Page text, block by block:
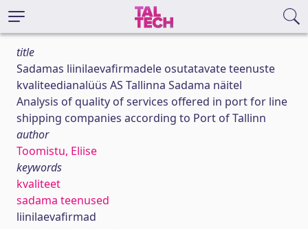
title
Sadamas liinilaevafirmadele osutatavate teenuste
kvaliteedianalüüs AS Tallinna Sadama näitel
Analysis of quality of services offered in port for line
shipping companies according to Port of Tallinn
author
Toomistu, Eliise
keywords
kvaliteet
sadama teenused
liinilaevafirmad